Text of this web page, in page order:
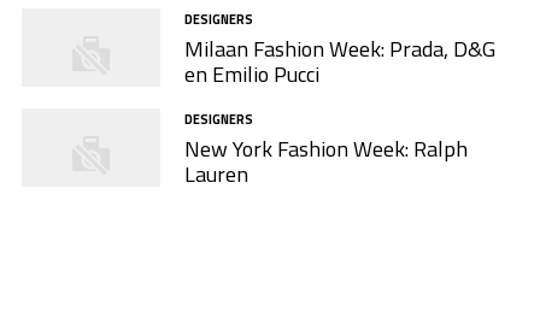
DESIGNERS
Milaan Fashion Week: Prada, D&G
en Emilio Pucci
DESIGNERS
New York Fashion Week: Ralph
Lauren